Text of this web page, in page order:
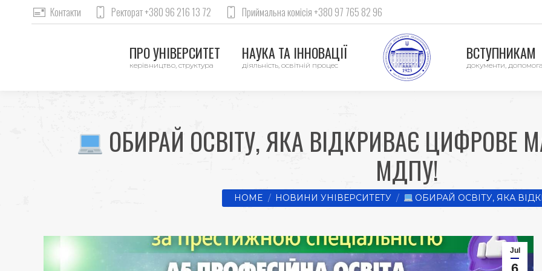
Контакти Ректорат +380 96 216 13 72 Приймальна комісія +380 97 765 82 96
ПРО УНІВЕРСИТЕТ
керівництво, структура
НАУКА ТА ІННОВАЦІЇ
діяльність, освітній процес
ВСТУПНИКАМ
документи, допомога
ОБИРАЙ ОСВІТУ, ЯКА ВІДКРИВАЄ ЦИФРОВЕ
МДПУ!
You are here:
HOME НОВИНИ УНІВЕРСИТЕТУ ОБИРАЙ ОСВІТУ, ЯКА
Jul